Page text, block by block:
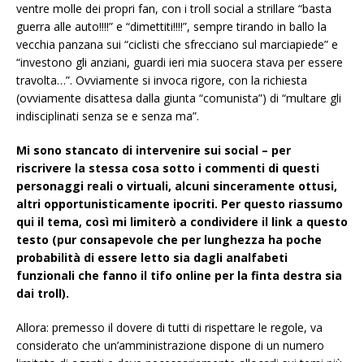
ventre molle dei propri fan, con i troll social a strillare “basta
guerra alle auto!!!!” e “dimettiti!!!!”, sempre tirando in ballo la
vecchia panzana sui “ciclisti che sfrecciano sul marciapiede” e
“investono gli anziani, guardi ieri mia suocera stava per essere
travolta…”. Ovviamente si invoca rigore, con la richiesta
(ovviamente disattesa dalla giunta “comunista”) di “multare gli
indisciplinati senza se e senza ma”.
Mi sono stancato di intervenire sui social – per
riscrivere la stessa cosa sotto i commenti di questi
personaggi reali o virtuali, alcuni sinceramente ottusi,
altri opportunisticamente ipocriti. Per questo riassumo
qui il tema, così mi limiterò a condividere il link a questo
testo (pur consapevole che per lunghezza ha poche
probabilità di essere letto sia dagli analfabeti
funzionali che fanno il tifo online per la finta destra sia
dai troll).
Allora: premesso il dovere di tutti di rispettare le regole, va
considerato che un’amministrazione dispone di un numero